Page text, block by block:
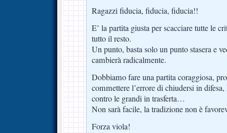
Ragazzi fiducia, fiducia, fiducia!!
E’ la partita giusta per scacciare tutte le
tutto il resto.
Un punto, basta solo un punto stasera e
cambierà radicalmente.
Dobbiamo fare una partita coraggiosa,
commettere l’errore di chiudersi in
contro le grandi in trasferta…
Non sarà facile, la tradizione non è
Forza viola!